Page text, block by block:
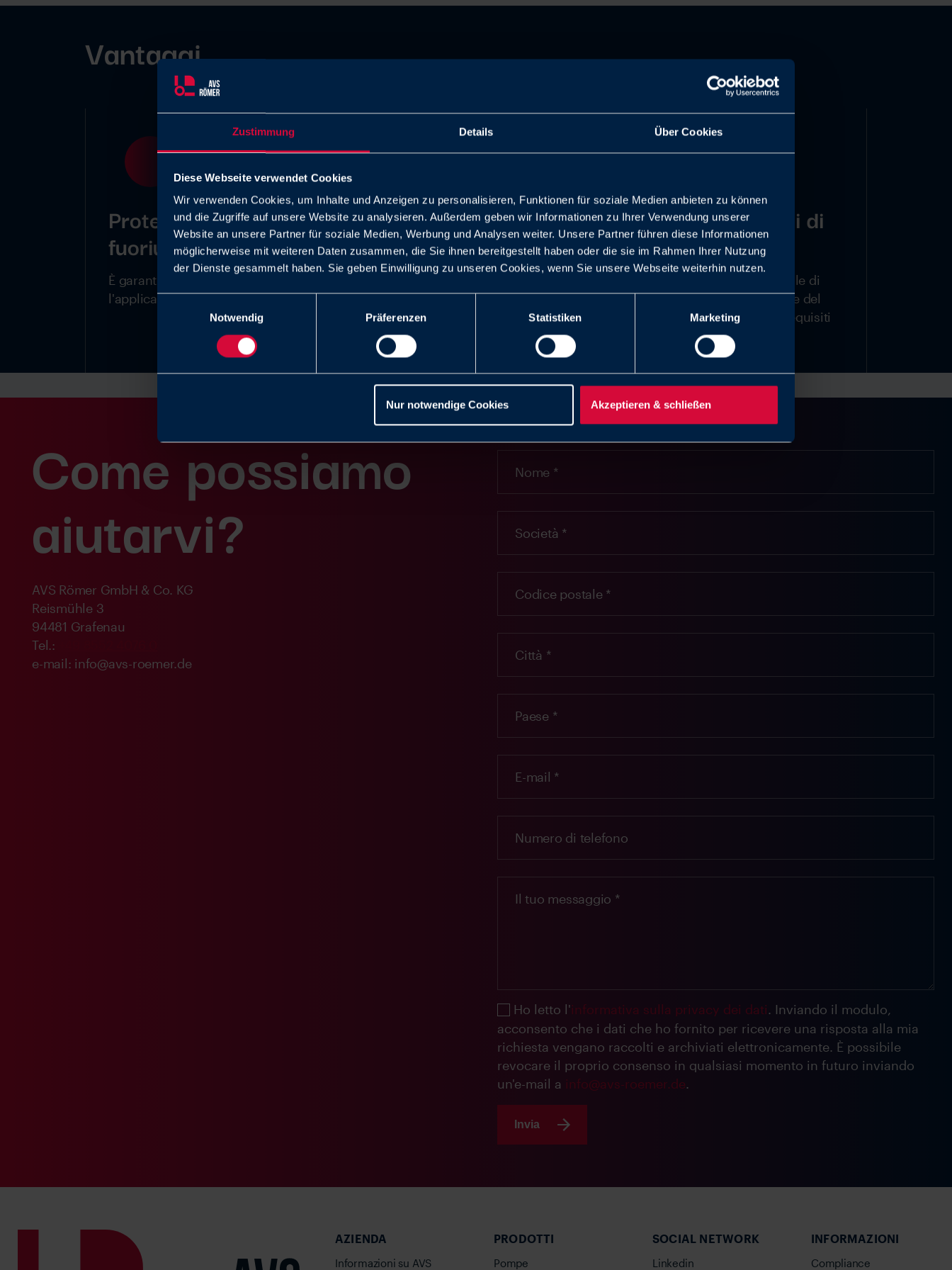
Zustimmung Details Über Cookies
Diese Webseite verwendet Cookies
Wir verwenden Cookies, um Inhalte und Anzeigen zu personalisieren, Funktionen für soziale Medien anbieten zu können
und die Zugriffe auf unsere Website zu analysieren. Außerdem geben wir Informationen zu Ihrer Verwendung unserer
Website an unsere Partner für soziale Medien, Werbung und Analysen weiter. Unsere Partner führen diese Informationen
möglicherweise mit weiteren Daten zusammen, die Sie ihnen bereitgestellt haben oder die sie im Rahmen Ihrer Nutzung
der Dienste gesammelt haben. Sie geben Einwilligung zu unseren Cookies, wenn Sie unsere Webseite weiterhin nutzen.
Notwendig
Präferenzen Statistiken Marketing
Nur notwendige Cookies Akzeptieren & schließen
Vantaggi
Protezione dalle
fuoriuscite
È garantita una tenuta ottimale per
l'applicazione.
Flusso senza
impedimenti
turbolenze del flusso.
Molteplici opzioni di
impiego
Gli adeguamenti del materiale di
tenuta in base alle specifiche del
cliente soddisfano i vostri requisiti
Come possiamo
aiutarvi?
AVS Römer GmbH & Co. KG
Reismühle 3
94481 Grafenau
Tel.:
e-mail: info@avs-roemer.de
Ho letto l'informativa sulla privacy dei dati. Inviando il modulo,
acconsento che i dati che ho fornito per ricevere una risposta alla mia
richiesta vengano raccolti e archiviati elettronicamente. È possibile
revocare il proprio consenso in qualsiasi momento in futuro inviando
un'e-mail a info@avs-roemer.de.
Invia
AZIENDA
Informazioni su AVS
PRODOTTI
Pompe
SOCIAL NETWORK
Linkedin
INFORMAZIONI
Compliance